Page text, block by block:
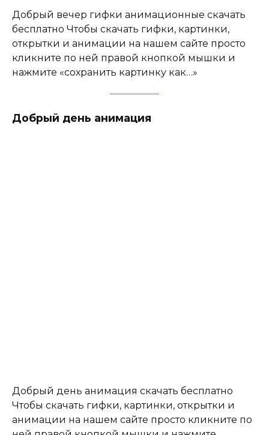
Добрый вечер гифки анимационные скачать
бесплатно Чтобы скачать гифки, картинки,
открытки и анимации на нашем сайте просто
кликните по ней правой кнопкой мышки и
нажмите «сохранить картинку как…»
Добрый день анимация
Добрый день анимация скачать бесплатно
Чтобы скачать гифки, картинки, открытки и
анимации на нашем сайте просто кликните по